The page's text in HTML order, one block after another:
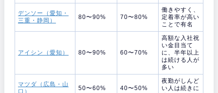
デンソー（愛知・
三重・静岡）
80〜90% 70〜80%
働きやすく、
定着率が高い
ことで有名
アイシン（愛知） 80〜90% 60〜70%
高額な入社祝
い金目当て
に、半年以上
は続ける人が
多い
マツダ（広島・山
口）
50〜60% 40〜50%
夜勤がしんど
い人は続きに